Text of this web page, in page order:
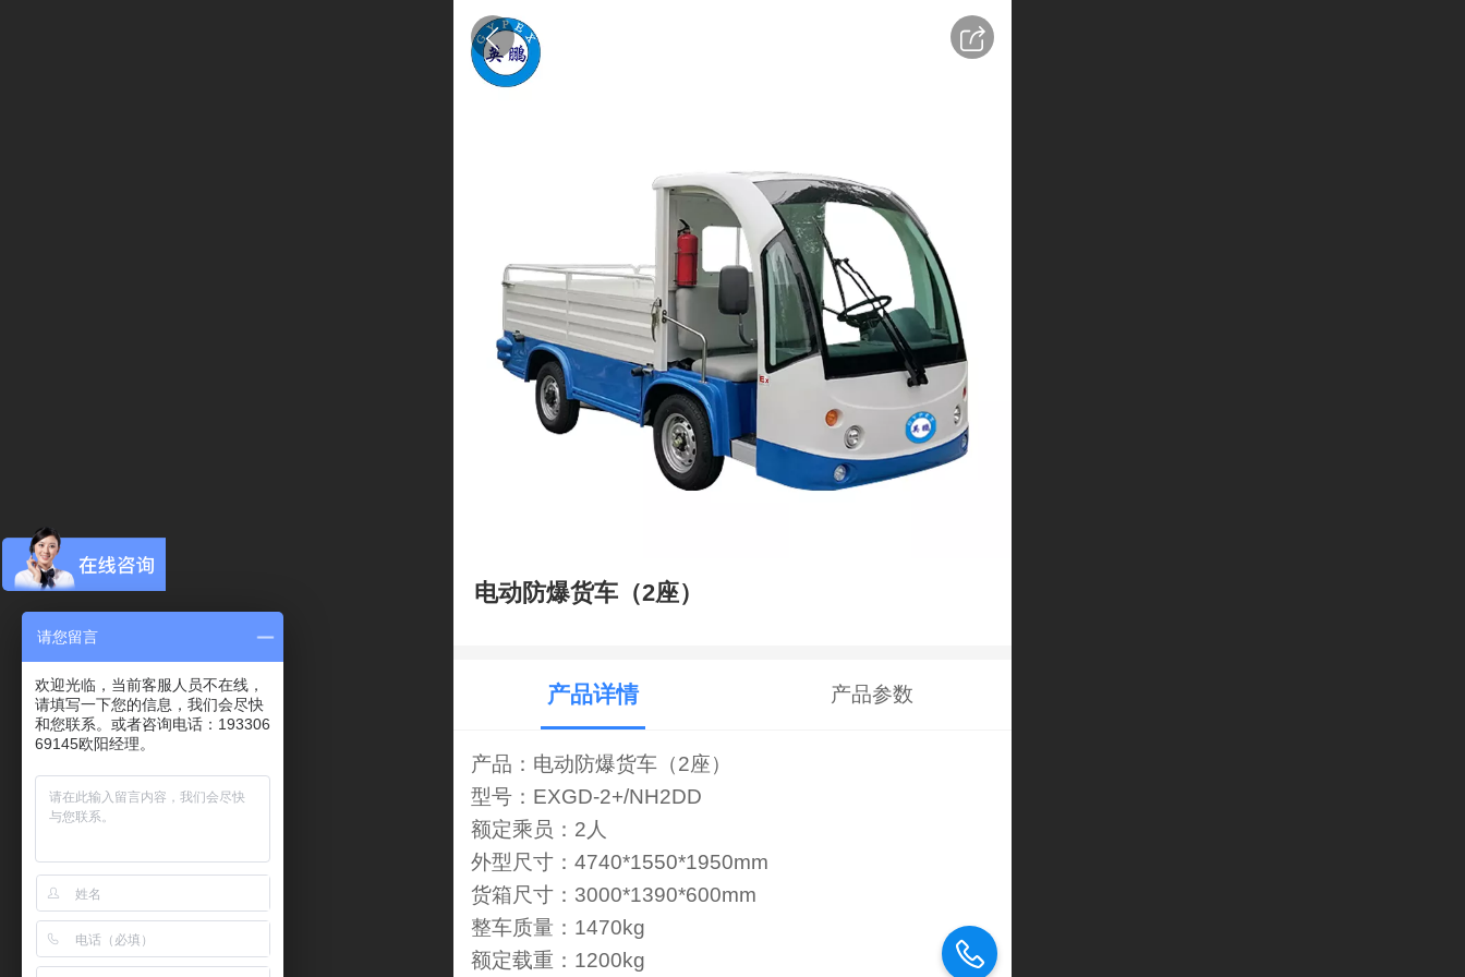
电动防爆货车（2座）
产品详情 产品参数
产品：电动防爆货车（2座）
型号：EXGD-2+/NH2DD
额定乘员：2人
外型尺寸：4740*1550*1950mm
货箱尺寸：3000*1390*600mm
整车质量：1470kg
额定载重：1200kg
请您留言
欢迎光临，当前客服人员不在线，
请填写一下您的信息，我们会尽快
和您联系。或者咨询电话：193306
69145欧阳经理。